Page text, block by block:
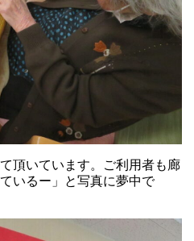
頂いています。ご利用者も廊
いるー」と写真に夢中で